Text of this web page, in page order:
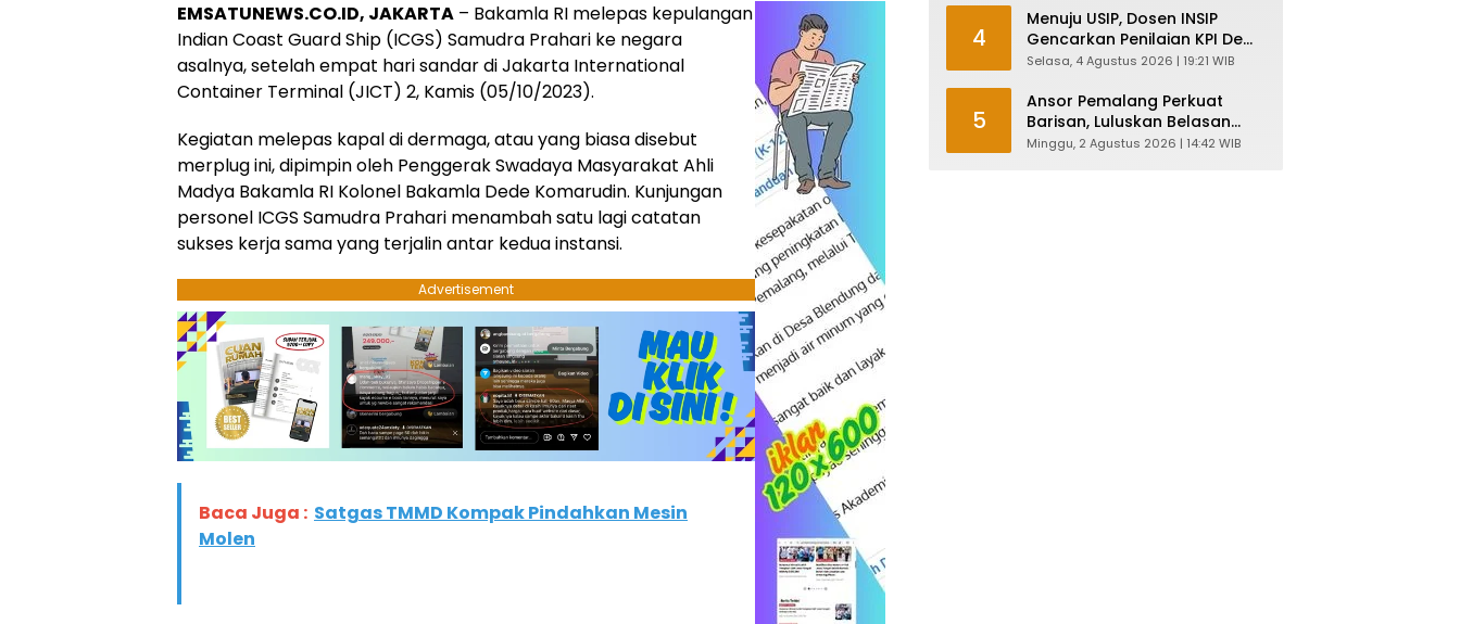
EMSATUNEWS.CO.ID, JAKARTA – Bakamla RI melepas kepulangan
Indian Coast Guard Ship (ICGS) Samudra Prahari ke negara
asalnya, setelah empat hari sandar di Jakarta International
Container Terminal (JICT) 2, Kamis (05/10/2023).
Kegiatan melepas kapal di dermaga, atau yang biasa disebut
merplug ini, dipimpin oleh Penggerak Swadaya Masyarakat Ahli
Madya Bakamla RI Kolonel Bakamla Dede Komarudin. Kunjungan
personel ICGS Samudra Prahari menambah satu lagi catatan
sukses kerja sama yang terjalin antar kedua instansi.
Advertisement
Baca Juga : Satgas TMMD Kompak Pindahkan Mesin
Molen
Tenaga Kerja
4
Menuju USIP, Dosen INSIP
Gencarkan Penilaian KPI Demi
Mutu Akademik
Selasa, 4 Agustus 2026 | 19:21 WIB
5
Ansor Pemalang Perkuat
Barisan, Luluskan Belasan
Kader Diklatsar
Minggu, 2 Agustus 2026 | 14:42 WIB